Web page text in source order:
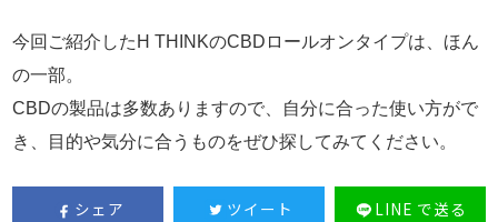
今回ご紹介したH THINKのCBDロールオンタイプは、ほん
の一部。
CBDの製品は多数ありますので、自分に合った使い方がで
き、目的や気分に合うものをぜひ探してみてください。
シェア ツイート LINE で送る